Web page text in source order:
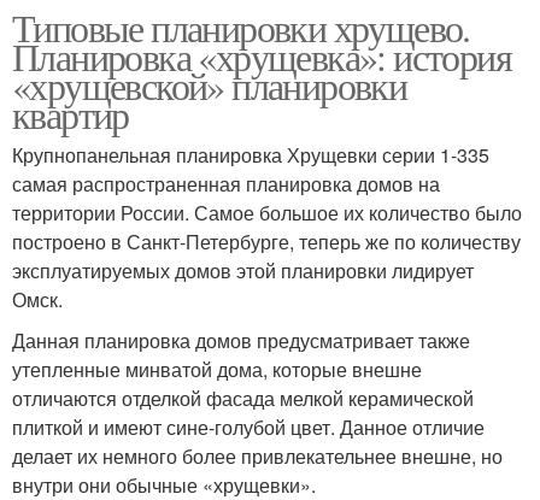
Типовые планировки хрущево.
Планировка «хрущевка»: история
«хрущевской» планировки
квартир
Крупнопанельная планировка Хрущевки серии 1-335
самая распространенная планировка домов на
территории России. Самое большое их количество было
построено в Санкт-Петербурге, теперь же по количеству
эксплуатируемых домов этой планировки лидирует
Омск.
Данная планировка домов предусматривает также
утепленные минватой дома, которые внешне
отличаются отделкой фасада мелкой керамической
плиткой и имеют сине-голубой цвет. Данное отличие
делает их немного более привлекательнее внешне, но
внутри они обычные «хрущевки».